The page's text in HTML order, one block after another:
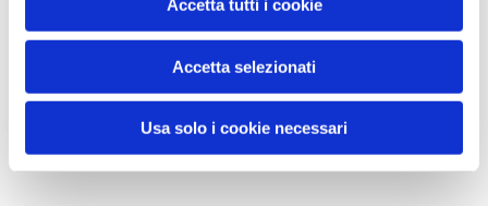
Accetta tutti i cookie
Accetta selezionati
Usa solo i cookie necessari